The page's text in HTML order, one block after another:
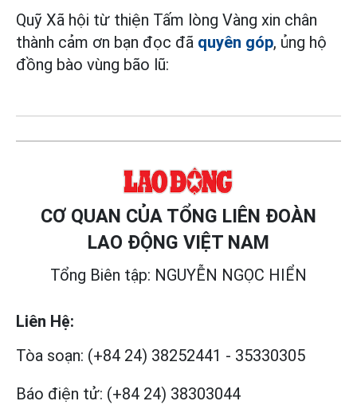
Quỹ Xã hội từ thiện Tấm lòng Vàng xin chân
thành cảm ơn bạn đọc đã quyên góp, ủng hộ
đồng bào vùng bão lũ:
CƠ QUAN CỦA TỔNG LIÊN ĐOÀN
LAO ĐỘNG VIỆT NAM
Tổng Biên tập: NGUYỄN NGỌC HIỂN
Liên Hệ:
Tòa soạn: (+84 24) 38252441 - 35330305
Báo điện tử: (+84 24) 38303044